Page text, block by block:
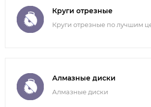
Круги отрезные
Круги отрезные по лучшим
Алмазные диски
Алмазные диски